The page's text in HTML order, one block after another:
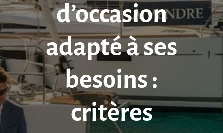
d’occasion
adapté à ses
besoins :
critères